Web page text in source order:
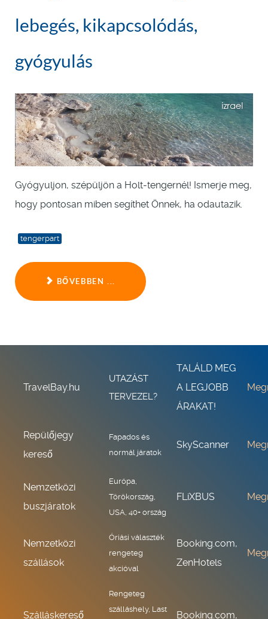
lebegés, kikapcsolódás,
gyógyulás
Gyógyuljon, szépüljön a Holt-tengernél! Ismerje meg,
hogy pontosan miben segíthet Önnek, ha odautazik.
tengerpart
BŐVEBBEN ...
TravelBay.hu
UTAZÁST
TERVEZEL?
TALÁLD MEG
A LEGJOBB
ÁRAKAT!
Repülőjegy
kereső
Fapados és
normál járatok
SkyScanner
Nemzetközi
buszjáratok
Európa,
Törökország,
USA, 40+ ország
FLiXBUS
Nemzetközi
szállások
Óriási választék
rengeteg
akcióval
Booking.com,
ZenHotels
Szálláskereső
Rengeteg
szálláshely, Last
Booking.com,